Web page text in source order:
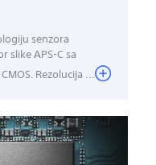
senzora
slike APS-C sa
Rezolucija ...